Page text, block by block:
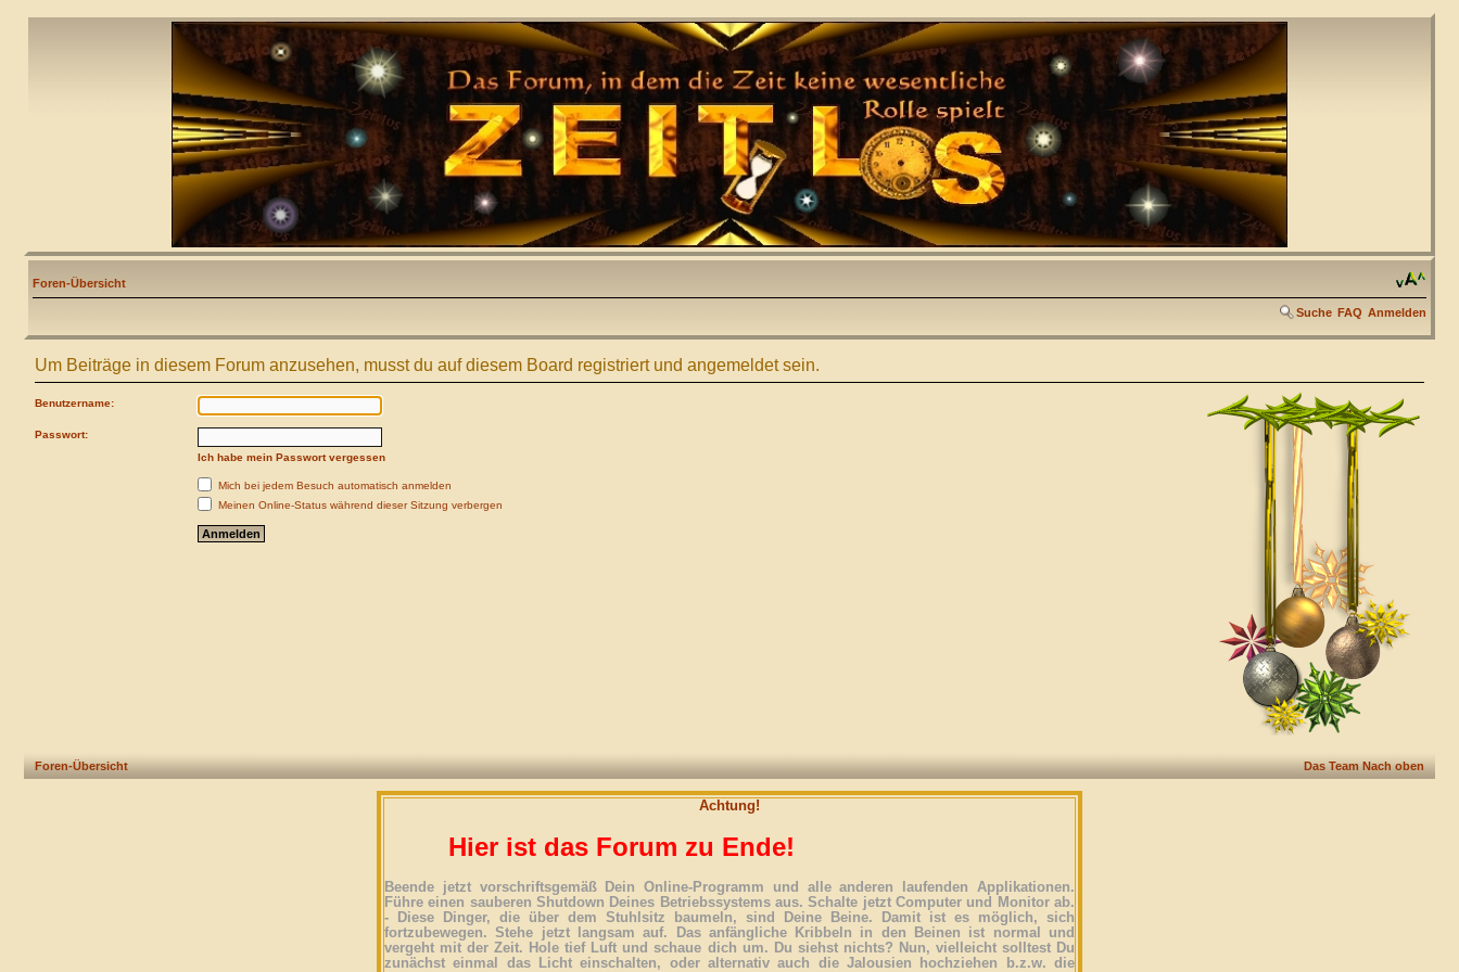
Foren-Übersicht
Suche FAQ Anmelden
Um Beiträge in diesem Forum anzusehen, musst du auf diesem Board registriert und angemeldet sein.
Benutzername:
Passwort:
Ich habe mein Passwort vergessen
Mich bei jedem Besuch automatisch anmelden
Meinen Online-Status während dieser Sitzung verbergen
Foren-Übersicht Das Team Nach oben
Achtung!
Hier ist das Forum zu Ende!
Beende jetzt vorschriftsgemäß Dein Online-Programm und alle anderen laufenden Applikationen.
Führe einen sauberen Shutdown Deines Betriebssystems aus. Schalte jetzt Computer und Monitor ab.
- Diese Dinger, die über dem Stuhlsitz baumeln, sind Deine Beine. Damit ist es möglich, sich
fortzubewegen. Stehe jetzt langsam auf. Das anfängliche Kribbeln in den Beinen ist normal und
vergeht mit der Zeit. Hole tief Luft und schaue dich um. Du siehst nichts? Nun, vielleicht solltest Du
zunächst einmal das Licht einschalten, oder alternativ auch die Jalousien hochziehen b.z.w. die